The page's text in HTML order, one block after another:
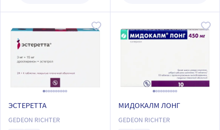
ЭСТЕРЕТТА
GEDEON RICHTER
МИДОКАЛМ ЛОНГ
GEDEON RICHTER